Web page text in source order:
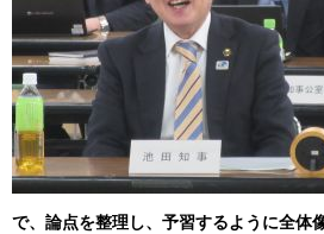
で、論点を整理し、予習するように全体